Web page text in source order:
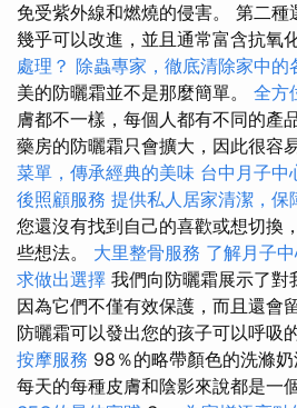
免受紫外線和燃燒的侵害。 第二種
幾乎可以改進，並且通常富含抗氧
處理？ 除蟲專家，徹底清除家中的
美的防曬霜並不是那麼簡單。 全方
膚都不一樣，每個人都有不同的產
藥房的防曬霜只會擴大，因此很容
菜單，傳承經典的美味 台中月子中
後照顧服務 提供私人居家清潔，保
您還沒有找到自己的喜歡或想切換
些想法。 大里整骨服務 了解月子
求做出選擇 我們向防曬霜展示了對
因為它們不僅有效保護，而且還會
防曬霜可以發出您的孩子可以呼吸
按摩服務 98％的略帶顏色的洗滌
每天的每種皮膚和陰影來說都是一